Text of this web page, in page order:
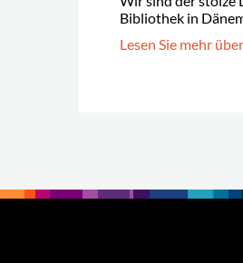
Bibliothek in
Lesen Sie mehr